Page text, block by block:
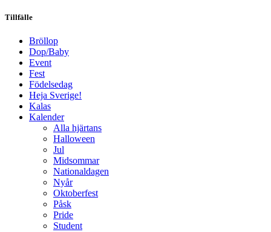
Tillfälle
Bröllop
Dop/Baby
Event
Fest
Födelsedag
Heja Sverige!
Kalas
Kalender
Alla hjärtans
Halloween
Jul
Midsommar
Nationaldagen
Nyår
Oktoberfest
Påsk
Pride
Student